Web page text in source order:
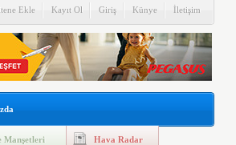
Ekle Kayıt Ol Giriş Künye İletişim
Manşetleri Hava Radar